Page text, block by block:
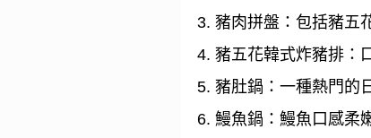
豬肉拼盤：包括豬五
豬五花韓式炸豬排：
豬肚鍋：一種熱門的
鰻魚鍋：鰻魚口感柔